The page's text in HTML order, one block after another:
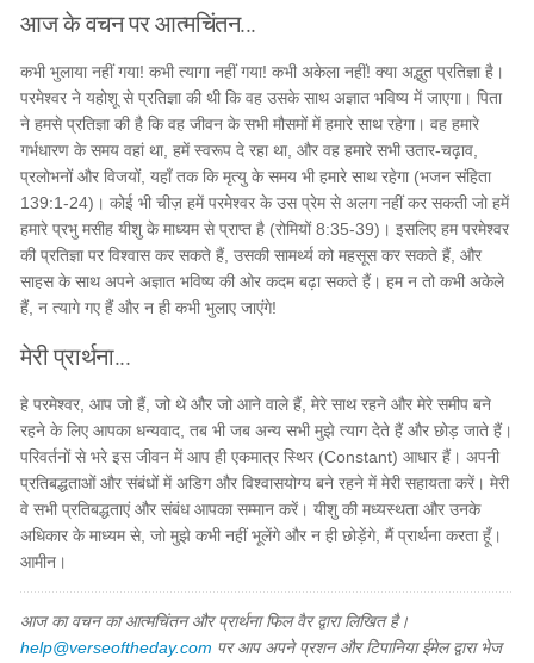
आज के वचन पर आत्मचिंतन...
कभी भुलाया नहीं गया! कभी त्यागा नहीं गया! कभी अकेला नहीं! क्या अद्भुत प्रतिज्ञा है।
परमेश्वर ने यहोशू से प्रतिज्ञा की थी कि वह उसके साथ अज्ञात भविष्य में जाएगा। पिता
ने हमसे प्रतिज्ञा की है कि वह जीवन के सभी मौसमों में हमारे साथ रहेगा। वह हमारे
गर्भधारण के समय वहां था, हमें स्वरूप दे रहा था, और वह हमारे सभी उतार-चढ़ाव,
प्रलोभनों और विजयों, यहाँ तक कि मृत्यु के समय भी हमारे साथ रहेगा (भजन संहिता
139:1-24)। कोई भी चीज़ हमें परमेश्वर के उस प्रेम से अलग नहीं कर सकती जो हमें
हमारे प्रभु मसीह यीशु के माध्यम से प्राप्त है (रोमियों 8:35-39)। इसलिए हम परमेश्वर
की प्रतिज्ञा पर विश्वास कर सकते हैं, उसकी सामर्थ्य को महसूस कर सकते हैं, और
साहस के साथ अपने अज्ञात भविष्य की ओर कदम बढ़ा सकते हैं। हम न तो कभी अकेले
हैं, न त्यागे गए हैं और न ही कभी भुलाए जाएंगे!
मेरी प्रार्थना...
हे परमेश्वर, आप जो हैं, जो थे और जो आने वाले हैं, मेरे साथ रहने और मेरे समीप बने
रहने के लिए आपका धन्यवाद, तब भी जब अन्य सभी मुझे त्याग देते हैं और छोड़ जाते हैं।
परिवर्तनों से भरे इस जीवन में आप ही एकमात्र स्थिर (Constant) आधार हैं। अपनी
प्रतिबद्धताओं और संबंधों में अडिग और विश्वासयोग्य बने रहने में मेरी सहायता करें। मेरी
वे सभी प्रतिबद्धताएं और संबंध आपका सम्मान करें। यीशु की मध्यस्थता और उनके
अधिकार के माध्यम से, जो मुझे कभी नहीं भूलेंगे और न ही छोड़ेंगे, मैं प्रार्थना करता हूँ।
आमीन।
आज का वचन का आत्मचिंतन और प्रार्थना फिल वैर द्वारा लिखित है।
help@verseoftheday.com पर आप अपने प्रशन और टिपानिया ईमेल द्वारा भेज